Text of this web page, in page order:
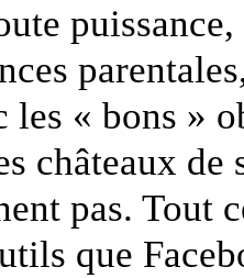
les « bons »
châteaux
pas. Tout
que